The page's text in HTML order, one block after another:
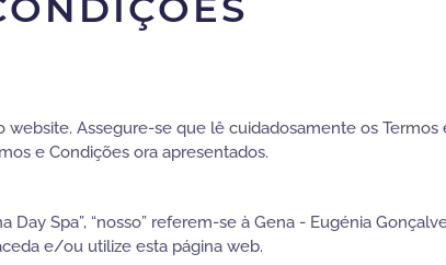
website. Assegure-se que lê cuidadosamente os
e Condições ora apresentados.
Day Spa”, “nosso” referem-se à Gena - Eugénia
e/ou utilize esta página web.